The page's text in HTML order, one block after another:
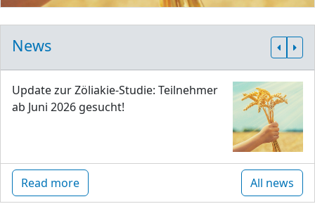
News
Update zur Zöliakie-Studie: Teilnehmer
ab Juni 2026 gesucht!
Read more All news